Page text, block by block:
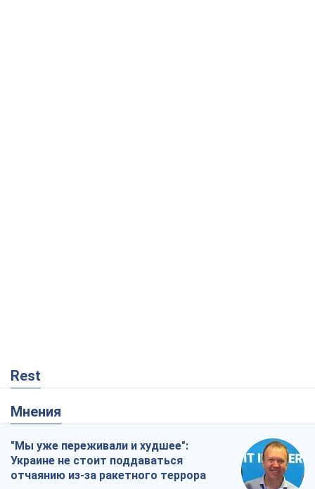
Rest
Мнения
"Мы уже переживали и худшее":
Украине не стоит поддаваться
отчаянию из-за ракетного террора